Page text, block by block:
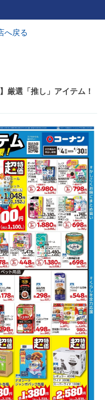
へ戻る
厳選「推し」アイテム！